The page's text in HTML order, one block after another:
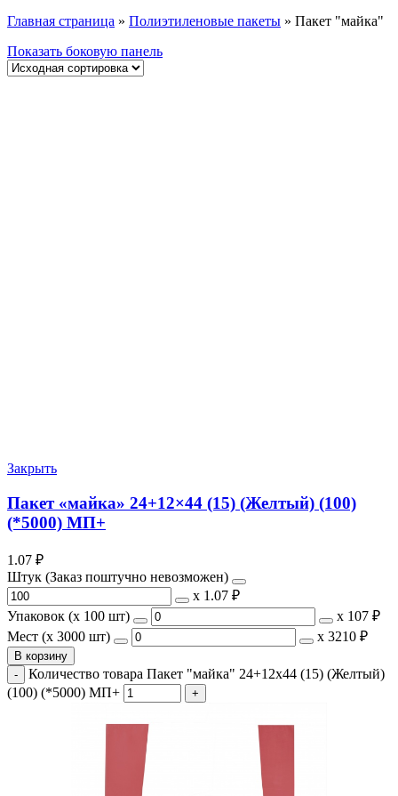
Главная страница » Полиэтиленовые пакеты » Пакет "майка"
Показать боковую панель
Закрыть
Пакет «майка» 24+12×44 (15) (Желтый) (100)
(*5000) МП+
1.07 ₽
Штук (Заказ поштучно невозможен)
х 1.07 ₽
Упаковок (x 100 шт)
х 107 ₽
Мест (x 3000 шт)
х 3210 ₽
В корзину
Количество товара Пакет "майка" 24+12x44 (15) (Желтый)
(100) (*5000) МП+